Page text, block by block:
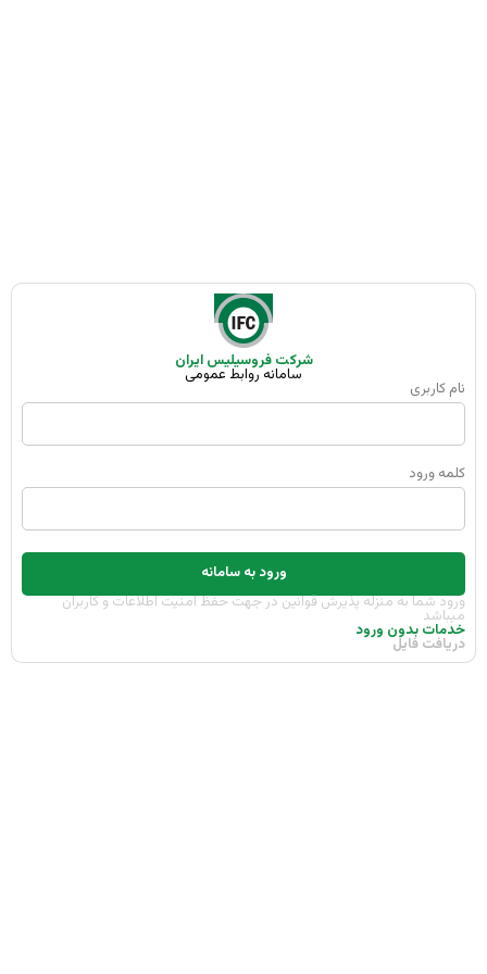
شرکت فروسیلیس ایران
سامانه روابط عمومی
نام کاربری
کلمه ورود
ورود به سامانه
ورود شما به منزله پذیرش قوانین در جهت حفظ امنیت اطلاعات و کاربران
میباشد
خدمات بدون ورود
دریافت فایل